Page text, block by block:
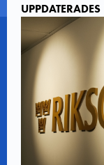
UPPDATERADES